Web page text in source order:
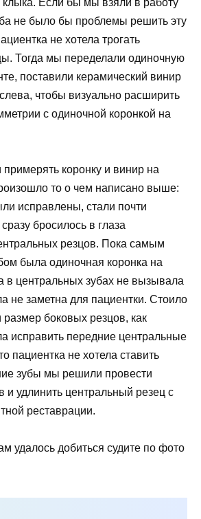
клыка. Если бы мы взяли в работу
не было бы проблемы решить эту
не хотела трогать
Тогда мы переделали одиночную
поставили керамический винир
чтобы визуально расширить
с одиночной коронкой на
коронку и винир на
то о чем написано выше:
исправлены, стали почти
бросилось в глаза
резцов. Пока самым
была одиночная коронка на
в центральных зубах не вызывала
не заметна для пациентки. Стоило
боковых резцов, как
исправить передние центральные
пациентка не хотела ставить
зубы мы решили провести
и удлинить центральный резец с
реставрации.
удалось добиться судите по фото